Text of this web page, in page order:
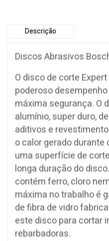
Descrição
Discos Abrasivos
O disco de corte
poderoso
máxima segurança. O
alumínio, super duro,
aditivos e
o calor gerado durante
uma superfície de
longa duração do
contém ferro, cloro
máxima no trabalho é
de fibra de vidro
este disco para cortar
rebarbadoras.